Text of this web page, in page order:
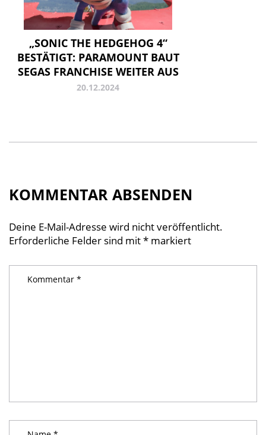
„SONIC THE HEDGEHOG 4“
BESTÄTIGT: PARAMOUNT BAUT
SEGAS FRANCHISE WEITER AUS
20.12.2024
KOMMENTAR ABSENDEN
Deine E-Mail-Adresse wird nicht veröffentlicht.
Erforderliche Felder sind mit* markiert